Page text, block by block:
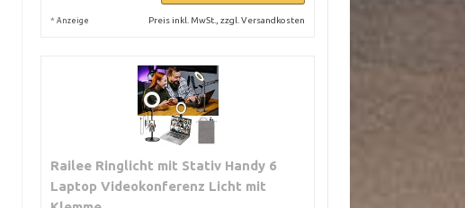
* Anzeige Preis inkl. MwSt., zzgl. Versandkosten
Railee Ringlicht mit Stativ Handy 6
Laptop Videokonferenz Licht mit